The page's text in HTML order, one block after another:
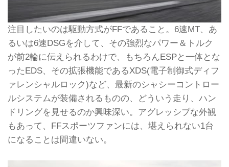
注目したいのは駆動方式がFFであること。6速MT、あ
るいは6速DSGを介して、その強烈なパワー＆トルク
が前2輪に伝えられるわけで、もちろんESPと一体とな
ったEDS、その拡張機能であるXDS(電子制御式ディフ
ァレンシャルロック)など、最新のシャシーコントロー
ルシステムが装備されるものの、どういう走り、ハン
ドリングを見せるのか興味深い。アグレッシブな外観
もあって、FFスポーツファンには、堪えられない1台
になることは間違いない。